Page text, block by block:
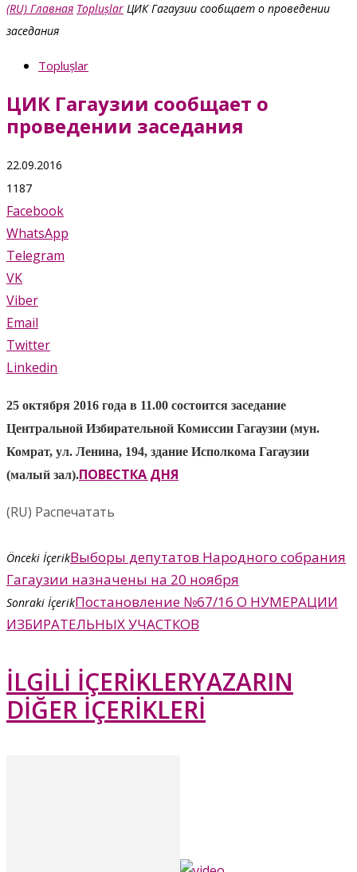
(RU) Главная Toplușlar ЦИК Гагаузии сообщает о проведении
заседания
Toplușlar
ЦИК Гагаузии сообщает о
проведении заседания
22.09.2016
1187
Facebook
WhatsApp
Telegram
VK
Viber
Email
Twitter
Linkedin
25 октября 2016 года в 11.00 состоится заседание
Центральной Избирательной Комиссии Гагаузии (мун.
Комрат, ул. Ленина, 194, здание Исполкома Гагаузии
(малый зал).ПОВЕСТКА ДНЯ
(RU) Распечатать
Önceki İçerikВыборы депутатов Народного собрания
Гагаузии назначены на 20 ноября
Sonraki İçerikПостановление №67/16 О НУМЕРАЦИИ
ИЗБИРАТЕЛЬНЫХ УЧАСТКОВ
İLGİLİ İÇERİKLERYAZARIN
DİĞER İÇERİKLERİ